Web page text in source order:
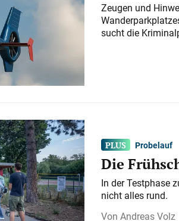
Zeugen und
sucht die
Probelauf
Die
In der Testphase
nicht alles rund.
Andreas Volz